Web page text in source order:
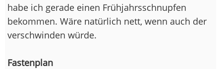
habe ich gerade einen Frühjahrsschnupfen
bekommen. Wäre natürlich nett, wenn auch der
verschwinden würde.
Fastenplan